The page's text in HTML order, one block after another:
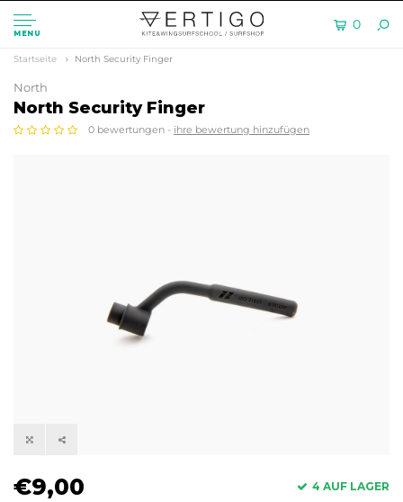
MENU
0
Startseite North Security Finger
North
North Security Finger
0 bewertungen - ihre bewertung hinzufügen
€9,00 4 AUF LAGER